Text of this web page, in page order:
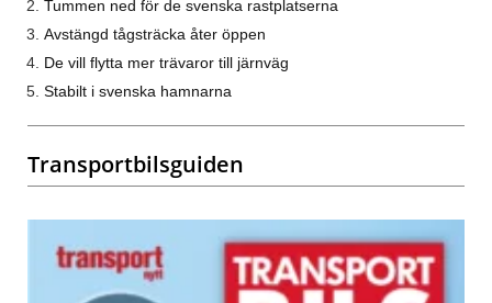
Tummen ned för de svenska rastplatserna
Avstängd tågsträcka åter öppen
De vill flytta mer trävaror till järnväg
Stabilt i svenska hamnarna
Transportbilsguiden